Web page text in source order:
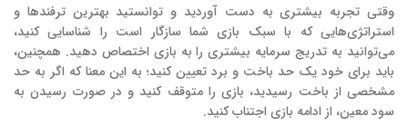
وقتی تجربه بیشتری به دست آوردید و توانستید بهترین ترفندها و
استراتژی‌هایی که با سبک بازی شما سازگار است را شناسایی کنید،
می‌توانید به تدریج سرمایه بیشتری را به بازی اختصاص دهید. همچنین،
باید برای خود یک حد باخت و برد تعیین کنید؛ به این معنا که اگر به حد
مشخصی از باخت رسیدید، بازی را متوقف کنید و در صورت رسیدن به
سود معین، از ادامه بازی اجتناب کنید.